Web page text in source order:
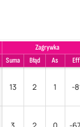
Zagrywka
Suma Błąd As
13 2 1 -